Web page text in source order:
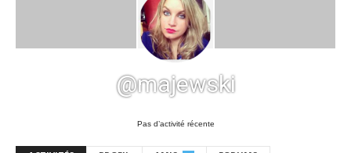
@majewski
Pas d’activité récente